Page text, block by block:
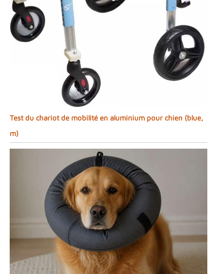
Test du chariot de mobilité en aluminium pour chien (blue,
m)